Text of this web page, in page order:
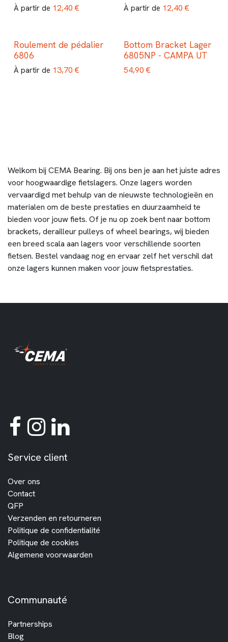
À partir de 12,40 € À partir de 12,40 €
Roulement de pédalier
6806
À partir de 13,70 €
Bottom Bracket Lager
6805NP - CAMPA UT
54,90 €
Welkom bij CEMA Bearing. Bij ons ben je aan het juiste adres
voor hoogwaardige fietslagers. Onze lagers worden
vervaardigd met behulp van de nieuwste technologieën en
materialen om de beste prestaties en duurzaamheid te
bieden voor jouw fiets. Of je nu op zoek bent naar bottom
brackets, derailleur pulleys of wheel bearings, wij bieden
een breed scala aan lagers voor verschillende soorten
fietsen. Bestel vandaag nog en ervaar zelf het verschil dat
onze lagers kunnen maken voor jouw fietsprestaties.
Service client
Over ons
Contact
QFP
Verzenden en retourneren
Politique de confidentialité
Politique de cookies
Algemene voorwaarden
Communauté
Partnerships
Blog